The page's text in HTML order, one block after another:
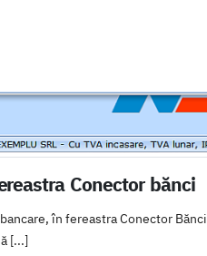
Conector bănci
în fereastra Conector
[...]